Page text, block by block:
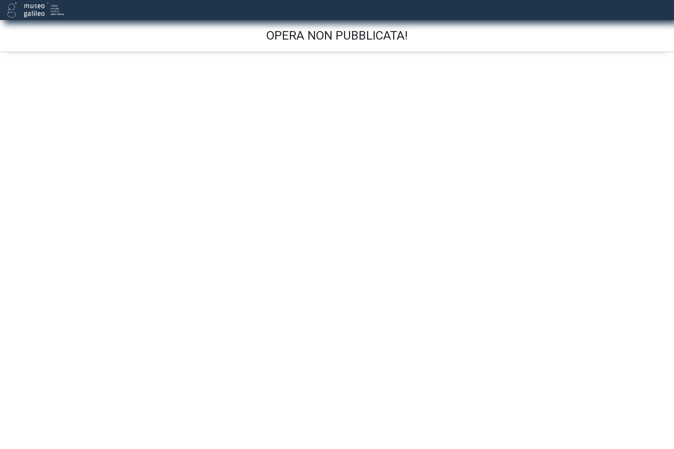
OPERA NON PUBBLICATA!